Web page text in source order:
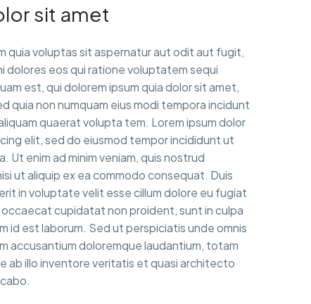
sit amet
quia voluptas sit aspernatur aut odit aut fugit,
dolores eos qui ratione voluptatem sequi
est, qui dolorem ipsum quia dolor sit amet,
quia non numquam eius modi tempora incidunt
quaerat volupta tem. Lorem ipsum dolor
elit, sed do eiusmod tempor incididunt ut
Ut enim ad minim veniam, quis nostrud
ut aliquip ex ea commodo consequat. Duis
in voluptate velit esse cillum dolore eu fugiat
cupidatat non proident, sunt in culpa
id est laborum. Sed ut perspiciatis unde omnis
accusantium doloremque laudantium, totam
ab illo inventore veritatis et quasi architecto